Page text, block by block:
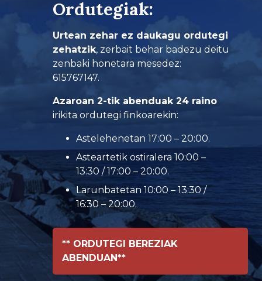
Ordutegiak:
Urtean zehar ez daukagu ordutegi
zehatzik, zerbait behar badezu deitu
zenbaki honetara mesedez:
615767147.
Azaroan 2-tik abenduak 24 raino
irikita ordutegi finkoarekin:
Astelehenetan 17:00 – 20:00.
Asteartetik ostiralera 10:00 –
13:30 / 17:00 – 20:00.
Larunbatetan 10:00 – 13:30 /
16:30 – 20:00.
** ORDUTEGI BEREZIAK
ABENDUAN**